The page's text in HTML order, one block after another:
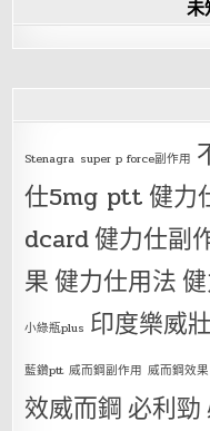
未
Stenagra super p force副作用
仕5mg ptt健力
dcard健力仕副
果健力仕用法
小綠瓶plus 印度樂威壯
藍鑽ptt 威而鋼副作用 威而鋼效果
效威而鋼 必利勁